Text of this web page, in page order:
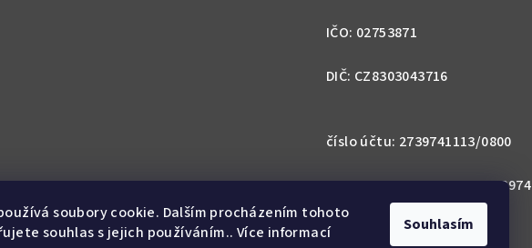
soubory cookie. Dalším procházením tohoto
souhlas s jejich používáním.. Více informací
Souhlasím
IČO: 02753871
DIČ: CZ8303043716
číslo účtu: 2739741113/0800
IBAN: CZ57 0800 0000 0027 3974
1113